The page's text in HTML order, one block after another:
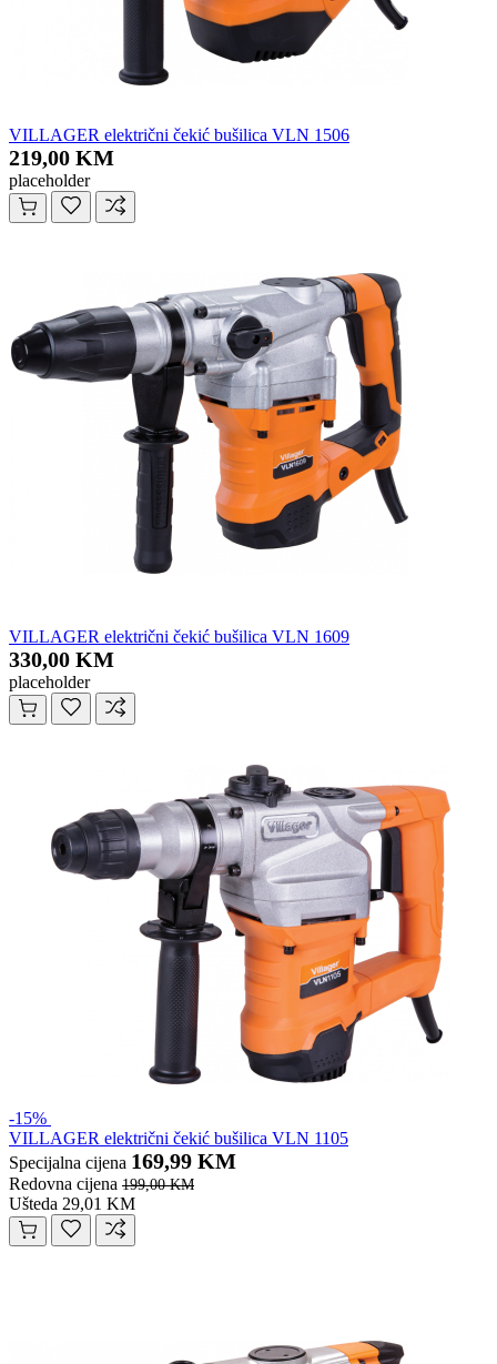
VILLAGER električni čekić bušilica VLN 1506
219,00 KM
placeholder
VILLAGER električni čekić bušilica VLN 1609
330,00 KM
placeholder
-15%
VILLAGER električni čekić bušilica VLN 1105
Specijalna cijena 169,99 KM
Redovna cijena 199,00 KM
Ušteda 29,01 KM